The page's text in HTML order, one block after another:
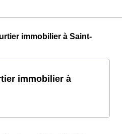
immobilier à Saint-
immobilier à